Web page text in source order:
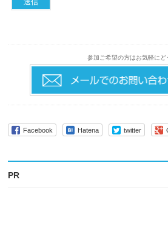
参加ご希望の方はお気軽にど
Facebook Hatena twitter
PR